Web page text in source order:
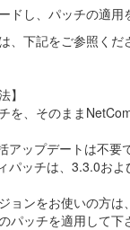
ドし、パッチの適用
、下記をご参照くだ
】
を、そのまま
ップデートは不要で
パッチは、3.3.0およ
ョンをお使いの方は
パッチを適用して下